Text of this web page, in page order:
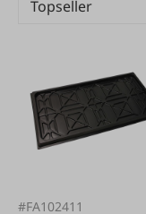
#FA102411